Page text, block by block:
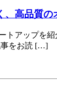
高品質の
トアップを
事をお読 […]